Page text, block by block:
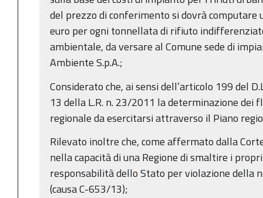
del prezzo di conferimento si dovrà computare
euro per ogni tonnellata di rifiuto
ambientale, da versare al Comune sede di
Ambiente S.p.A.;
Considerato che, ai sensi dell’articolo 199 del
13 della L.R. n. 23/2011 la determinazione dei
regionale da esercitarsi attraverso il Piano
Rilevato inoltre che, come affermato dalla
nella capacità di una Regione di smaltire i
responsabilità dello Stato per violazione della
(causa C-653/13);